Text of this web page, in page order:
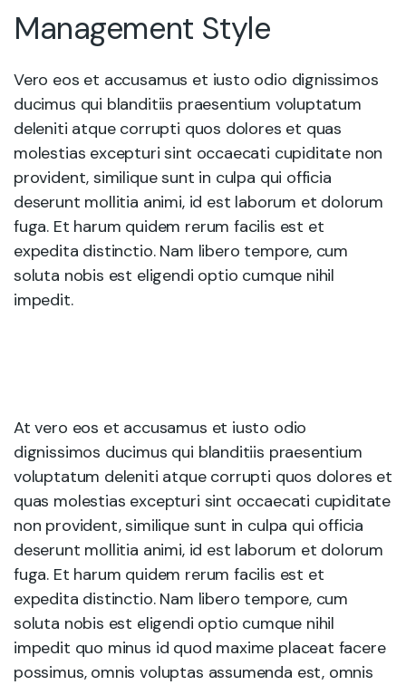
Management Style
Vero eos et accusamus et iusto odio dignissimos
ducimus qui blanditiis praesentium voluptatum
deleniti atque corrupti quos dolores et quas
molestias excepturi sint occaecati cupiditate non
provident, similique sunt in culpa qui officia
deserunt mollitia animi, id est laborum et dolorum
fuga. Et harum quidem rerum facilis est et
expedita distinctio. Nam libero tempore, cum
soluta nobis est eligendi optio cumque nihil
impedit.
At vero eos et accusamus et iusto odio
dignissimos ducimus qui blanditiis praesentium
voluptatum deleniti atque corrupti quos dolores et
quas molestias excepturi sint occaecati cupiditate
non provident, similique sunt in culpa qui officia
deserunt mollitia animi, id est laborum et dolorum
fuga. Et harum quidem rerum facilis est et
expedita distinctio. Nam libero tempore, cum
soluta nobis est eligendi optio cumque nihil
impedit quo minus id quod maxime placeat facere
possimus, omnis voluptas assumenda est, omnis